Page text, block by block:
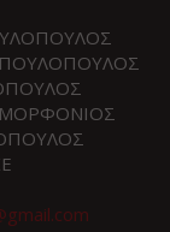
ΜΟΡΦΟΝΙΟΣ